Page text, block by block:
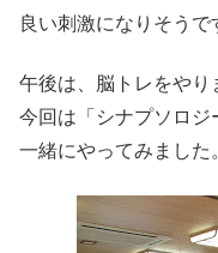
良い刺激になりそうで
午後は、脳トレをやり
今回は「シナプソロ
一緒にやってみました